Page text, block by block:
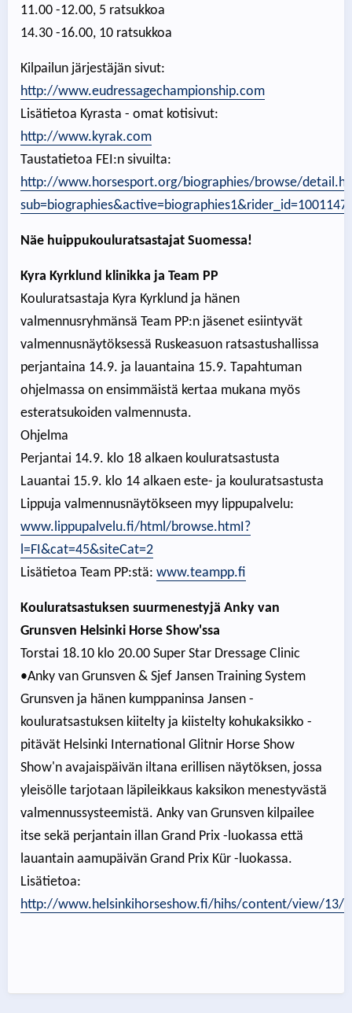
11.00 -12.00, 5 ratsukkoa
14.30 -16.00, 10 ratsukkoa
Kilpailun järjestäjän sivut:
http://www.eudressagechampionship.com
Lisätietoa Kyrasta - omat kotisivut:
http://www.kyrak.com
Taustatietoa FEI:n sivuilta:
http://www.horsesport.org/biographies/browse/
Näe huippukouluratsastajat Suomessa!
Kyra Kyrklund klinikka ja Team PP
Kouluratsastaja Kyra Kyrklund ja hänen
valmennusryhmänsä Team PP:n jäsenet esiintyvät
valmennusnäytöksessä Ruskeasuon ratsastushallissa
perjantaina 14.9. ja lauantaina 15.9. Tapahtuman
ohjelmassa on ensimmäistä kertaa mukana myös
esteratsukoiden valmennusta.
Ohjelma
Perjantai 14.9. klo 18 alkaen kouluratsastusta
Lauantai 15.9. klo 14 alkaen este- ja kouluratsastusta
Lippuja valmennusnäytökseen myy lippupalvelu:
www.lippupalvelu.fi/html/browse.htmI?
l=FI&cat=45&siteCat=2
Lisätietoa Team PP:stä: www.teampp.fi
Kouluratsastuksen suurmenestyjä Anky van
Grunsven Helsinki Horse Show'ssa
Torstai 18.10 klo 20.00 Super Star Dressage Clinic
•Anky van Grunsven & Sjef Jansen Training System
Grunsven ja hänen kumppaninsa Jansen -
kouluratsastuksen kiitelty ja kiistelty kohukaksikko -
pitävät Helsinki International Glitnir Horse Show
Show'n avajaispäivän iltana erillisen näytöksen, jossa
yleisölle tarjotaan läpileikkaus kaksikon menestyvästä
valmennussysteemistä. Anky van Grunsven kilpailee
itse sekä perjantain illan Grand Prix -luokassa että
lauantain aamupäivän Grand Prix Kür -luokassa.
Lisätietoa:
http://www.helsinkihorseshow.fi/hihs/content/view/13/